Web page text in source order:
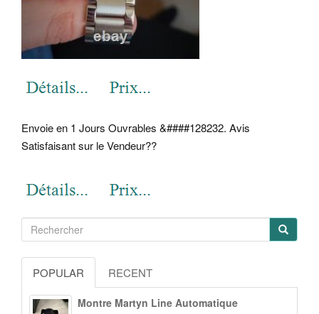
Envoie en 1 Jours Ouvrables &####128232. Avis
Satisfaisant sur le Vendeur??
POPULAR RECENT
Montre Martyn Line Automatique